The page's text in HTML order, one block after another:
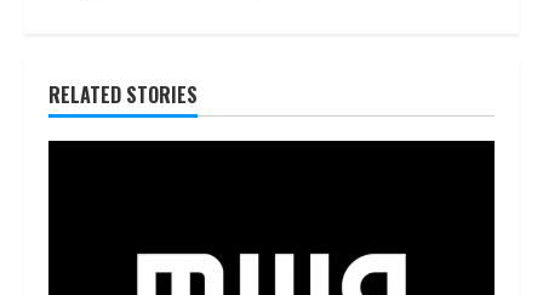
RELATED STORIES